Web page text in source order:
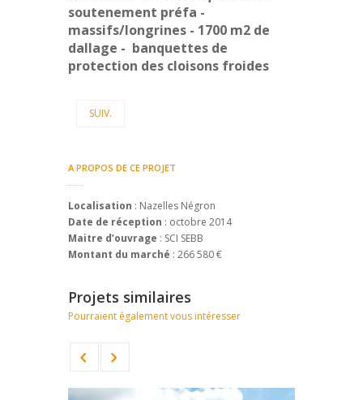
soutenement préfa -
massifs/longrines - 1700 m2 de
dallage - banquettes de
protection des cloisons froides
SUIV.
A PROPOS DE CE PROJET
Localisation : Nazelles Négron
Date de réception : octobre 2014
Maitre d’ouvrage : SCI SEBB
Montant du marché : 266 580 €
Projets similaires
Pourraient également vous intéresser